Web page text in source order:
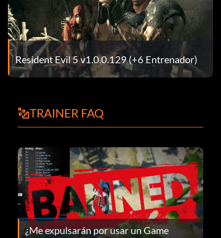
Resident Evil 5 v1.0.0.129 (+6 Entrenador)
TRAINER FAQ
¿Me expulsarán por usar un Game